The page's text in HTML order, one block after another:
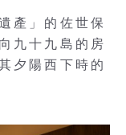
產」的佐世保
九十九島的房
夕陽西下時的